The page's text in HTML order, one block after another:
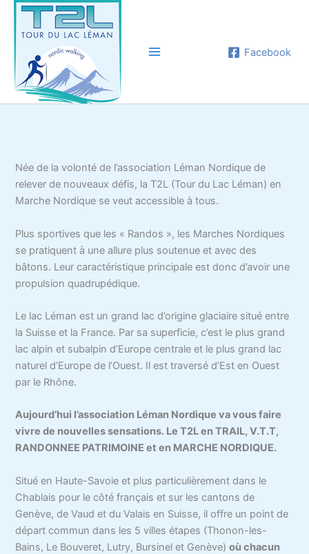
Aller
contenu
Facebook
Née de la volonté de l’association Léman Nordique de
relever de nouveaux défis, la T2L (Tour du Lac Léman) en
Marche Nordique se veut accessible à tous.
Plus sportives que les « Randos », les Marches Nordiques
se pratiquent à une allure plus soutenue et avec des
bâtons. Leur caractéristique principale est donc d’avoir une
propulsion quadrupédique.
Le lac Léman est un grand lac d’origine glaciaire situé entre
la Suisse et la France. Par sa superficie, c’est le plus grand
lac alpin et subalpin d’Europe centrale et le plus grand lac
naturel d’Europe de l’Ouest. Il est traversé d’Est en Ouest
par le Rhône.
Aujourd’hui l’association Léman Nordique va vous faire
vivre de nouvelles sensations. Le T2L en TRAIL, V.T.T,
RANDONNEE PATRIMOINE et en MARCHE NORDIQUE.
Situé en Haute-Savoie et plus particulièrement dans le
Chablais pour le côté français et sur les cantons de
Genève, de Vaud et du Valais en Suisse, il offre un point de
départ commun dans les 5 villes étapes (Thonon-les-
Bains, Le Bouveret, Lutry, Bursinel et Genève)où chacun